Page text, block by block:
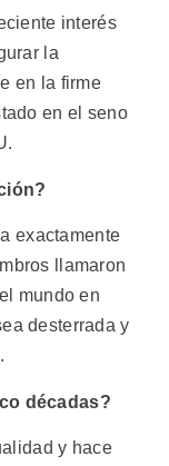
interés
la
en la firme
en el seno
exactamente
llamaron
mundo en
desterrada y
décadas?
y hace